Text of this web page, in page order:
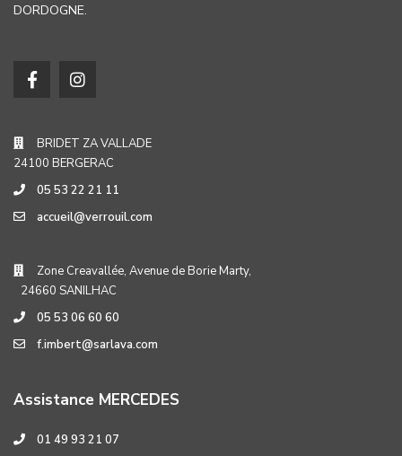
DORDOGNE.
BRIDET ZA VALLADE
24100 BERGERAC
05 53 22 21 11
accueil@verrouil.com
Zone Creavallée, Avenue de Borie Marty,
24660 SANILHAC
05 53 06 60 60
f.imbert@sarlava.com
Assistance MERCEDES
01 49 93 21 07